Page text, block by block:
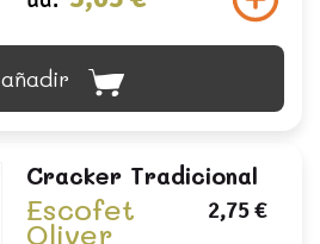
añadir
Cracker Tradicional
Escofet
Oliver
2,75 €